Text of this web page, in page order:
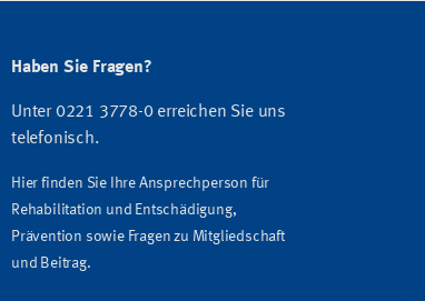
Haben Sie Fragen?
Unter 0221 3778-0 erreichen Sie uns
telefonisch.
Hier finden Sie Ihre Ansprechperson für
Rehabilitation und Entschädigung,
Prävention sowie Fragen zu Mitgliedschaft
und Beitrag.